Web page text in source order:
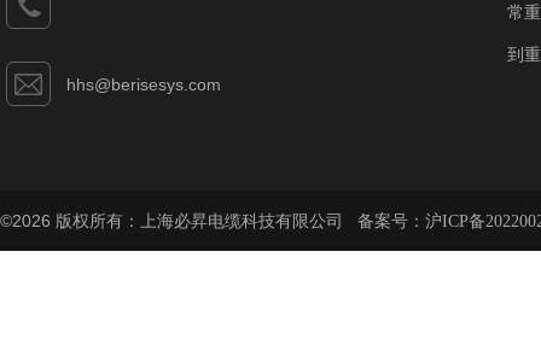
hhs@berisesys.com
常
到
©2026 版权所有：上海必昇电缆科技有限公司 备案号： 沪ICP备